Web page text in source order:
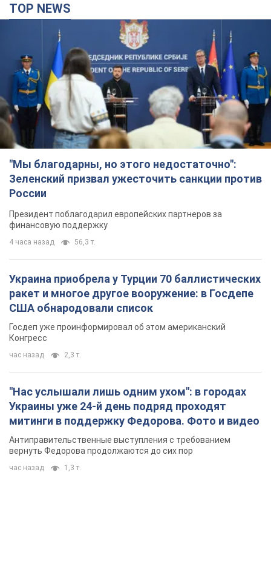
TOP NEWS
"Мы благодарны, но этого недостаточно":
Зеленский призвал ужесточить санкции против
России
Президент поблагодарил европейских партнеров за
финансовую поддержку
4 часа назад 56,3 т.
Украина приобрела у Турции 70 баллистических
ракет и многое другое вооружение: в Госдепе
США обнародовали список
Госдеп уже проинформировал об этом американский
Конгресс
час назад 2,3 т.
"Нас услышали лишь одним ухом": в городах
Украины уже 24-й день подряд проходят
митинги в поддержку Федорова. Фото и видео
Антиправительственные выступления с требованием
вернуть Федорова продолжаются до сих пор
час назад 1,3 т.